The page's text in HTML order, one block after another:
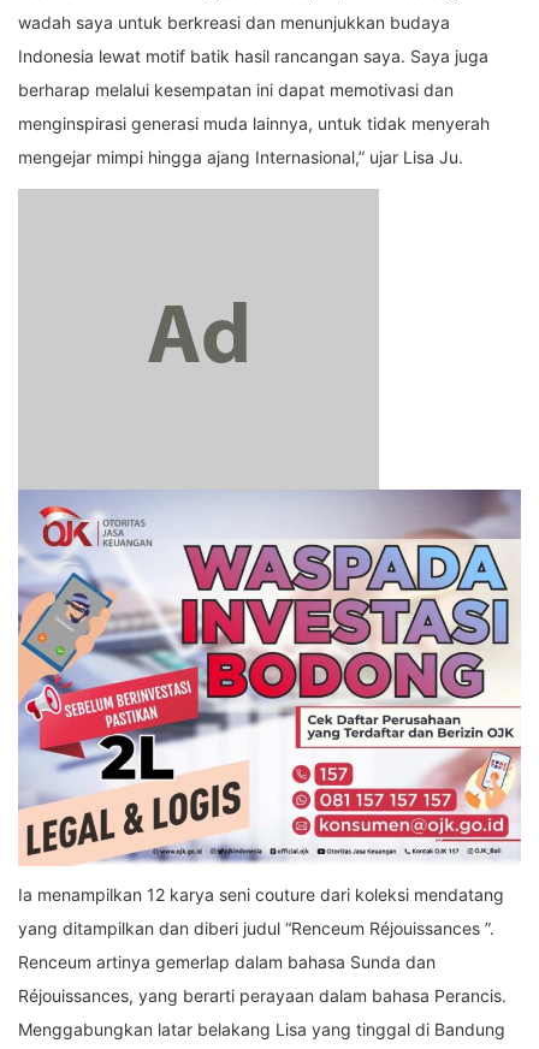
wadah saya untuk berkreasi dan menunjukkan budaya
Indonesia lewat motif batik hasil rancangan saya. Saya juga
berharap melalui kesempatan ini dapat memotivasi dan
menginspirasi generasi muda lainnya, untuk tidak menyerah
mengejar mimpi hingga ajang Internasional,” ujar Lisa Ju.
Ia menampilkan 12 karya seni couture dari koleksi mendatang
yang ditampilkan dan diberi judul “Renceum Réjouissances ”.
Renceum artinya gemerlap dalam bahasa Sunda dan
Réjouissances, yang berarti perayaan dalam bahasa Perancis.
Menggabungkan latar belakang Lisa yang tinggal di Bandung